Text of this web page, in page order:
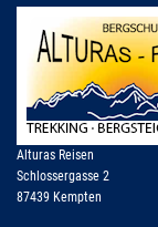
Alturas Reisen
Schlossergasse 2
87439 Kempten